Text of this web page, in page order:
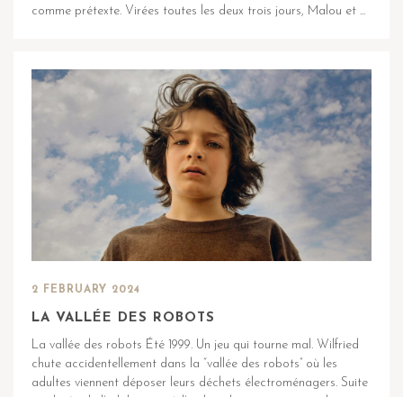
comme prétexte. Virées toutes les deux trois jours, Malou et ...
2 FEBRUARY 2024
LA VALLÉE DES ROBOTS
La vallée des robots Été 1999. Un jeu qui tourne mal. Wilfried
chute accidentellement dans la “vallée des robots” où les
adultes viennent déposer leurs déchets électroménagers. Suite